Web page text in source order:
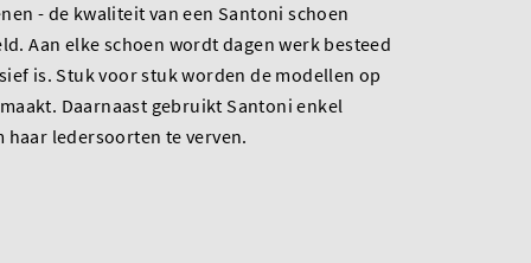
- de kwaliteit van een Santoni schoen
Aan elke schoen wordt dagen werk besteed
is. Stuk voor stuk worden de modellen op
Daarnaast gebruikt Santoni enkel
ledersoorten te verven.